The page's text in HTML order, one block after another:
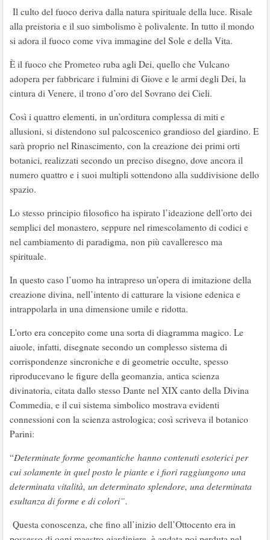
Il culto del fuoco deriva dalla natura spirituale della luce. Risale
alla preistoria e il suo simbolismo è polivalente. In tutto il mondo
si adora il fuoco come viva immagine del Sole e della Vita.
È il fuoco che Prometeo ruba agli Dei, quello che Vulcano
adopera per fabbricare i fulmini di Giove e le armi degli Dei, la
cintura di Venere, il trono d’oro del Sovrano dei Cieli.
Così i quattro elementi, in un’orditura complessa di miti e
allusioni, si distendono sul palcoscenico grandioso del giardino. E
sarà proprio nel Rinascimento, con la creazione dei primi orti
botanici, realizzati secondo un preciso disegno, dove ancora il
numero quattro e i suoi multipli sottendono alla suddivisione dello
spazio.
Lo stesso principio filosofico ha ispirato l’ideazione dell’orto dei
semplici del monastero, seppure nel rimescolamento di codici e
nel cambiamento di paradigma, non più cavalleresco ma
spirituale.
In questo caso l’uomo ha intrapreso un’opera di imitazione della
creazione divina, nell’intento di catturare la visione edenica e
intrappolarla in una dimensione umile e ridotta.
L'orto era concepito come una sorta di diagramma magico. Le
aiuole, infatti, disegnate secondo un complesso sistema di
corrispondenze sincroniche e di geometrie occulte, spesso
riproducevano le figure della geomanzia, antica scienza
divinatoria, citata dallo stesso Dante nel XIX canto della Divina
Commedia, e il cui sistema simbolico mostrava evidenti
connessioni con la scienza astrologica; così scriveva il botanico
Parini:
“Determinate forme geomantiche hanno contenuti esoterici per
cui solamente in quel posto le piante e i fiori raggiungono una
determinata vitalità, un determinato splendore, una determinata
esultanza di forme e di colori”.
Questa conoscenza, che fino all’inizio dell’Ottocento era in